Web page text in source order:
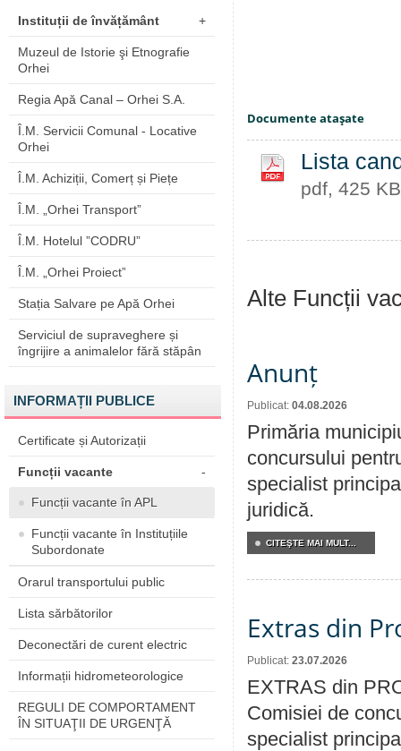
Instituții de învățământ +
Muzeul de Istorie şi Etnografie
Orhei
Regia Apă Canal – Orhei S.A.
Î.M. Servicii Comunal - Locative
Orhei
Î.M. Achiziții, Comerț și Piețe
Î.M. „Orhei Transport”
Î.M. Hotelul ”CODRU”
Î.M. „Orhei Proiect”
Stația Salvare pe Apă Orhei
Serviciul de supraveghere și
îngrijire a animalelor fără stăpân
INFORMAȚII PUBLICE
Certificate și Autorizații
Funcții vacante -
Funcții vacante în APL
Funcții vacante în Instituțiile
Subordonate
Orarul transportului public
Lista sărbătorilor
Deconectări de curent electric
Informații hidrometeorologice
REGULI DE COMPORTAMENT
ÎN SITUAŢII DE URGENŢĂ
Documente ataşate
Lista
pdf, 425 KB
Alte Funcții
Anunț
Publicat: 04.08.2026
Primăria
concursului
specialist
juridică.
CITEŞTE MAI MULT...
Extras din
Publicat: 23.07.2026
EXTRAS din
Comisiei de
specialist